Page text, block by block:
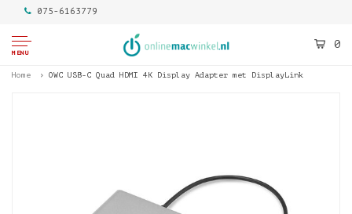
075-6163779
MENU
0
Home OWC USB-C Quad HDMI 4K Display Adapter met DisplayLink